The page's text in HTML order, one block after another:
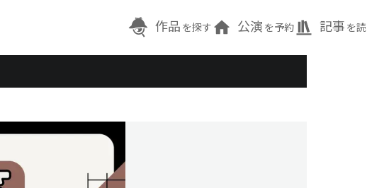
作品 を探す 公演 を予約 記事 を